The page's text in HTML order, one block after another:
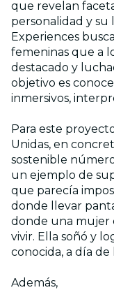
que revelan
personalidad y su
Experiences
femeninas que a
destacado y
objetivo es
inmersivos,
Para este
Unidas, en
sostenible
un ejemplo de
que parecía
donde llevar
donde una mujer
vivir. Ella soñó y
conocida, a día
Además,